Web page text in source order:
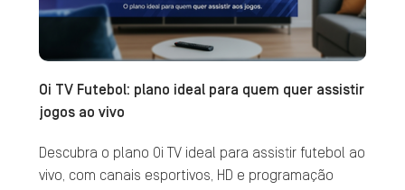
Oi TV Futebol: plano ideal para quem quer assistir
jogos ao vivo
Descubra o plano Oi TV ideal para assistir futebol ao
vivo, com canais esportivos, HD e programação